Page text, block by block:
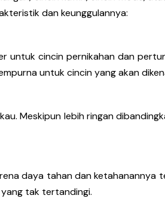
dan keunggulannya:
untuk cincin pernikahan dan
untuk cincin yang akan
Meskipun lebih ringan
daya tahan dan
tak tertandingi.